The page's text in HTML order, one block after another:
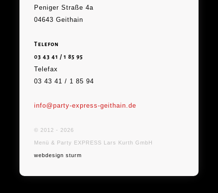
Peniger Straße 4a
04643 Geithain
Telefon
03 43 41 / 1 85 95
Telefax
03 43 41 / 1 85 94
info@party-express-geithain.de
© 2012 - 2026
Menü & Party EXPRESS Lars Kurth GmbH
webdesign sturm